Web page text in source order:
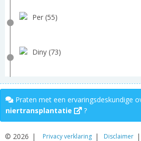
Per (55)
Diny (73)
Praten met een ervaringsdeskundige
niertransplantatie
?
© 2026 Privacy verklaring Disclaimer